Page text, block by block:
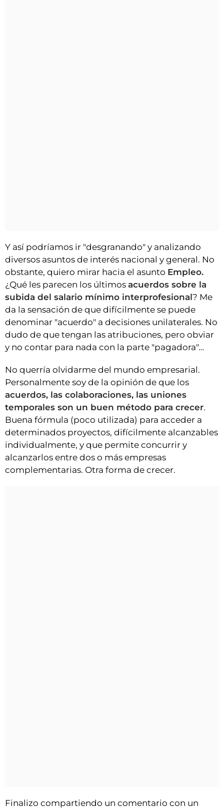
Y así podríamos ir "desgranando" y analizando
diversos asuntos de interés nacional y general. No
obstante, quiero mirar hacia el asunto Empleo.
¿Qué les parecen los últimos acuerdos sobre la
subida del salario mínimo interprofesional? Me
da la sensación de que difícilmente se puede
denominar "acuerdo" a decisiones unilaterales. No
dudo de que tengan las atribuciones, pero obviar
y no contar para nada con la parte "pagadora"…
No querría olvidarme del mundo empresarial.
Personalmente soy de la opinión de que los
acuerdos, las colaboraciones, las uniones
temporales son un buen método para crecer.
Buena fórmula (poco utilizada) para acceder a
determinados proyectos, difícilmente alcanzables
individualmente, y que permite concurrir y
alcanzarlos entre dos o más empresas
complementarias. Otra forma de crecer.
Finalizo compartiendo un comentario con un